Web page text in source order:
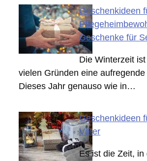
Geschenkideen
Geschenke für
Die Winterzeit
vielen Gründen eine aufregende
Dieses Jahr genauso wie in…
Geschenkideen
Väter
Es ist die Zeit, in